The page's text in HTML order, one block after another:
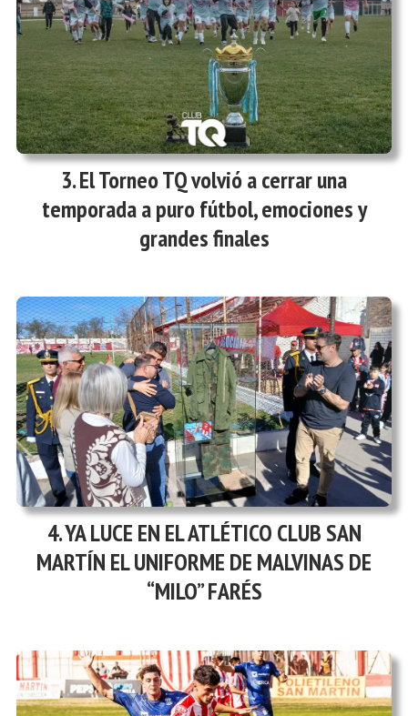
El Torneo TQ volvió a cerrar una
temporada a puro fútbol, emociones y
grandes finales
YA LUCE EN EL ATLÉTICO CLUB SAN
MARTÍN EL UNIFORME DE MALVINAS DE
“MILO” FARÉS